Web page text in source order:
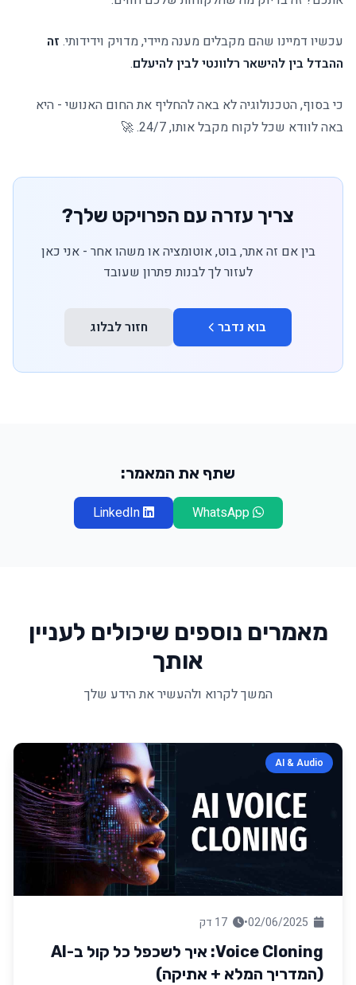
עכשיו דמיינו שהם מקבלים מענה מיידי, מדויק וידידותי. זה
ההבדל בין להישאר רלוונטי לבין להיעלם.
כי בסוף, הטכנולוגיה לא באה להחליף את החום האנושי - היא
באה לוודא שכל לקוח מקבל אותו, 24/7. 🚀
צריך עזרה עם הפרויקט שלך?
בין אם זה אתר, בוט, אוטומציה או משהו אחר - אני כאן
לעזור לך לבנות פתרון שעובד
בוא נדבר חזור לבלוג
שתף את המאמר:
WhatsApp
LinkedIn
מאמרים נוספים שיכולים לעניין
אותך
המשך לקרוא ולהעשיר את הידע שלך
AI & Audio
•
Voice Cloning: איך לשכפל כל קול ב-AI
(המדריך המלא + אתיקה)